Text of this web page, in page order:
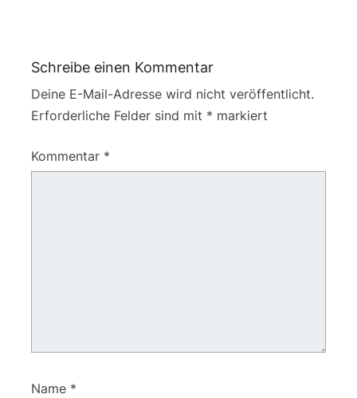
Schreibe einen Kommentar
Deine E-Mail-Adresse wird nicht veröffentlicht.
Erforderliche Felder sind mit * markiert
Kommentar *
Name *